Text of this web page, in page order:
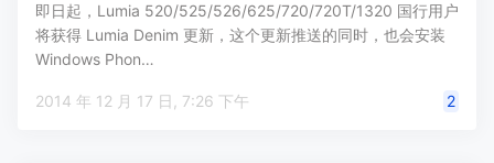
即日起，Lumia 520/525/526/625/720/720T/1320 国行用户
将获得 Lumia Denim 更新，这个更新推送的同时，也会安装
Windows Phon…
2014 年 12 月 17 日, 7:26 下午 2